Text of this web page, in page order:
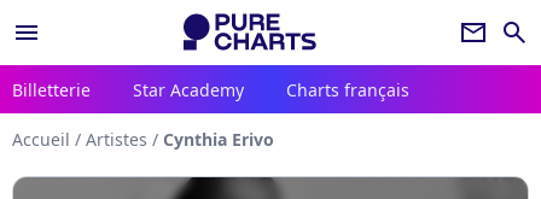
menu newsletter search
Billetterie Star Academy Charts français
Accueil / Artistes / Cynthia Erivo